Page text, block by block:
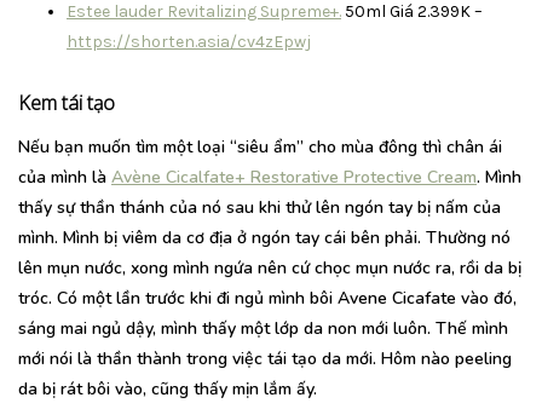
Estee lauder Revitalizing Supreme+. 50ml Giá 2.399K –
https://shorten.asia/cv4zEpwj
Kem tái tạo
Nếu bạn muốn tìm một loại “siêu ẩm” cho mùa đông thì chân ái
của mình là Avène Cicalfate+ Restorative Protective Cream. Mình
thấy sự thần thánh của nó sau khi thử lên ngón tay bị nấm của
mình. Mình bị viêm da cơ địa ở ngón tay cái bên phải. Thường nó
lên mụn nước, xong mình ngứa nên cứ chọc mụn nước ra, rồi da bị
tróc. Có một lần trước khi đi ngủ mình bôi Avene Cicafate vào đó,
sáng mai ngủ dậy, mình thấy một lớp da non mới luôn. Thế mình
mới nói là thần thành trong việc tái tạo da mới. Hôm nào peeling
da bị rát bôi vào, cũng thấy mịn lắm ấy.